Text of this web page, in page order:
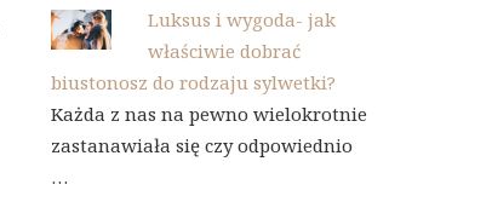
Luksus i wygoda- jak
właściwie dobrać
biustonosz do rodzaju sylwetki?
Każda z nas na pewno wielokrotnie
zastanawiała się czy odpowiednio
…